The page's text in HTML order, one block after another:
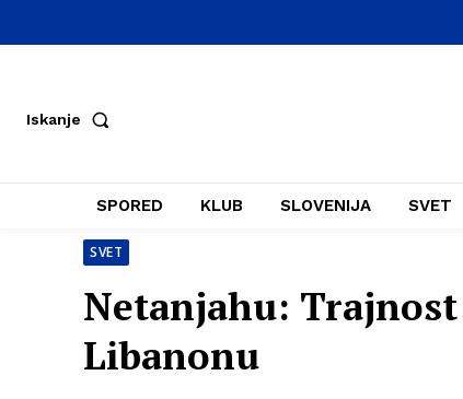
Iskanje
SPORED KLUB SLOVENIJA SVET
SVET
Netanjahu:
Libanonu